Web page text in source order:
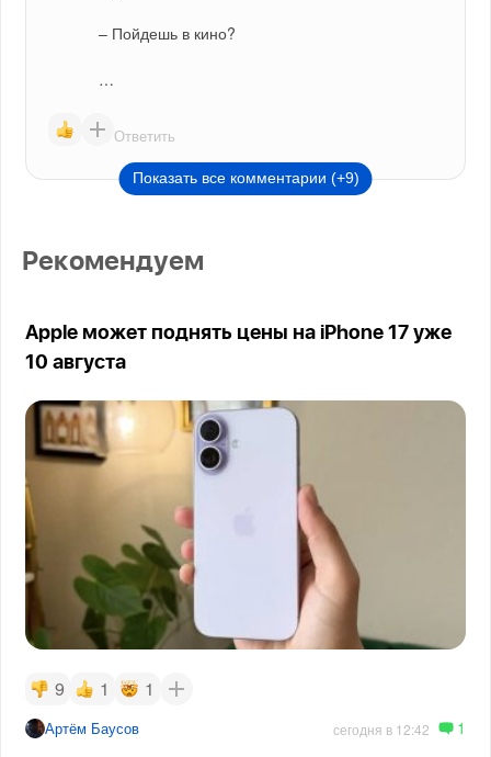
– Пойдешь в кино?
…
Ответить
Показать все комментарии (+9)
Рекомендуем
Apple может поднять цены на iPhone 17 уже
10 августа
9 1 1
Артём Баусов сегодня в 12:42 1